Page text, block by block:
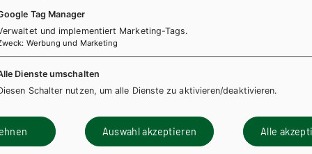
Tag Manager
und implementiert Marketing-Tags.
: Werbung und Marketing
Dienste umschalten
Schalter nutzen, um alle Dienste zu aktivieren/deaktivieren.
Auswahl akzeptieren Alle